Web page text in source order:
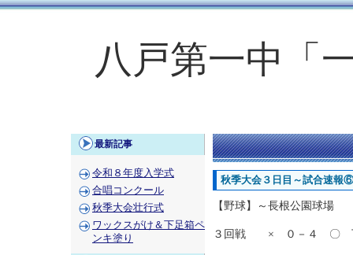
八戸第一中「
最新記事
令和８年度入学式
合唱コンクール
秋季大会壮行式
ワックスがけ＆下足箱ペ
ンキ塗り
秋季大会３日目～試合速報⑥
【野球】～長根公園球場
３回戦 × ０－４ 〇